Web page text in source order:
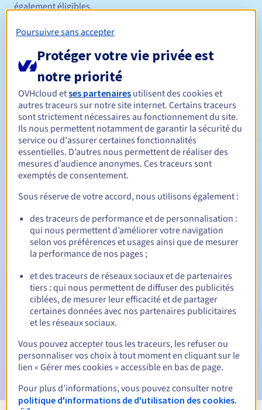
également éligibles.
pour prouver votre éligibilité. Si vous n'êtes pas en mesure
de fournir les documents requis dans le délai imparti, le
nom de domaine sera suspendu et/ou supprimé par le
Registre.
Règles de gestion et notifications
Durée de réservation Entre 1 et 10 ans
Durée de renouvellement Entre 1 et 10 ans
Période de rédemption 30 jours
E-mails d'avertissement :60, 30, 15, 7 et 3 jours avant la
date d'échéance
E-mail le jour de l'expiration
pour notification de la
E-mail après la période de grâce de rédemptionpour
notification de la suppression du nom de domaine
Poursuivre sans accepter
Protéger votre vie privée est
notre priorité
OVHcloud etses partenaires utilisent des cookies et
autres traceurs sur notre site internet. Certains traceurs
sont strictement nécessaires au fonctionnement du site.
Ils nous permettent notamment de garantir la sécurité du
service ou d'assurer certaines fonctionnalités
essentielles. D’autres nous permettent de réaliser des
mesures d’audience anonymes. Ces traceurs sont
exemptés de consentement.
Sous réserve de votre accord, nous utilisons également :
des traceurs de performance et de personnalisation :
qui nous permettent d’améliorer votre navigation
selon vos préférences et usages ainsi que de mesurer
la performance de nos pages ;
et des traceurs de réseaux sociaux et de partenaires
tiers : qui nous permettent de diffuser des publicités
ciblées, de mesurer leur efficacité et de partager
certaines données avec nos partenaires publicitaires
et les réseaux sociaux.
Vous pouvez accepter tous les traceurs, les refuser ou
personnaliser vos choix à tout moment en cliquant sur le
lien « Gérer mes cookies » accessible en bas de page.
Pour plus d’informations, vous pouvez consulter notre
politique d'informations de d'utilisation des cookies.